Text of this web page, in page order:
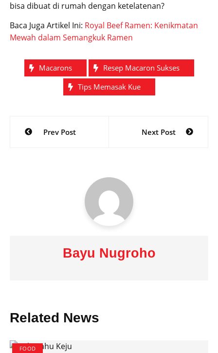
bisa dibuat di rumah dengan ketelatenan?
Baca Juga Artikel Ini: Royal Beef Ramen: Kenikmatan
Mewah dalam Semangkuk Ramen
Macarons
Resep Macaron Sukses
Tips Memasak Kue
navigation
Prev Post Next Post
Bayu Nugroho
Related News
FOOD